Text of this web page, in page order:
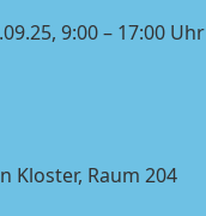
9:00 – 17:00 Uhr
Kloster, Raum 204